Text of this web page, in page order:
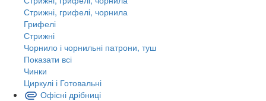
Стрижні, грифелі, чорнила
Грифелі
Стрижні
Чорнило і чорнильні патрони, туш
Показати всі
Чинки
Циркулі і Готовальні
Офісні дрібниці